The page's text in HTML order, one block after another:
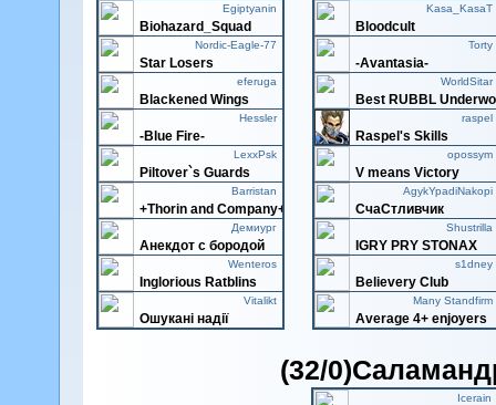
Egiptyanin
Biohazard_Squad
Nordic-Eagle-77
Star Losers
eferuga
Blackened Wings
Hessler
-Blue Fire-
LexxPsk
Piltover`s Guards
Barristan
+Thorin and Company+
Демиург
Aнeкдoт c бopoдoй
Wenteros
Inglorious Ratblins
Vitalikt
Ошукані надії
Kasa_KasaT
Bloodcult
Torty
-Avantasia-
WorldSitar
Best RUBBL
raspel
Raspel's Skills
opossym
V means Victory
AgykYpadiNakopi
СчаСтливчик
Shustrilla
IGRY PRY STONAX
s1dney
Believery Club
Many Standfirm
Average 4+ enjoyers
(32/
Icerain